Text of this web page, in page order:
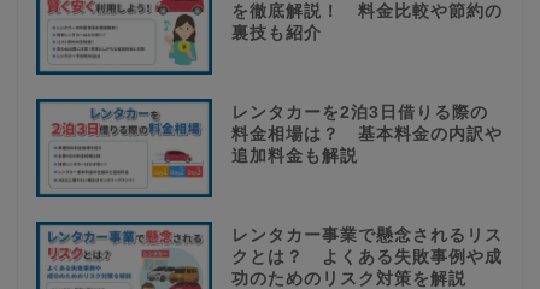
を徹底解説！ 料金比較や節約の
裏技も紹介
レンタカーを2泊3日借りる際の
料金相場は？ 基本料金の内訳や
追加料金も解説
レンタカー事業で懸念されるリス
クとは？ よくある失敗事例や成
功のためのリスク対策を解説